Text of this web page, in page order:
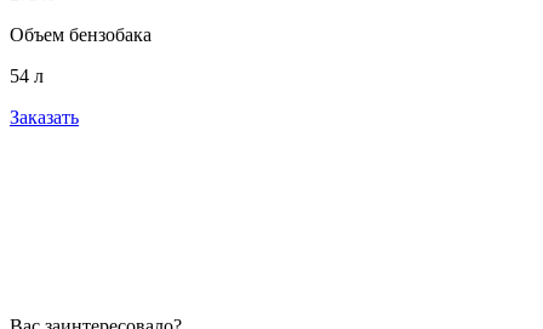
Объем бензобака
54 л
Заказать